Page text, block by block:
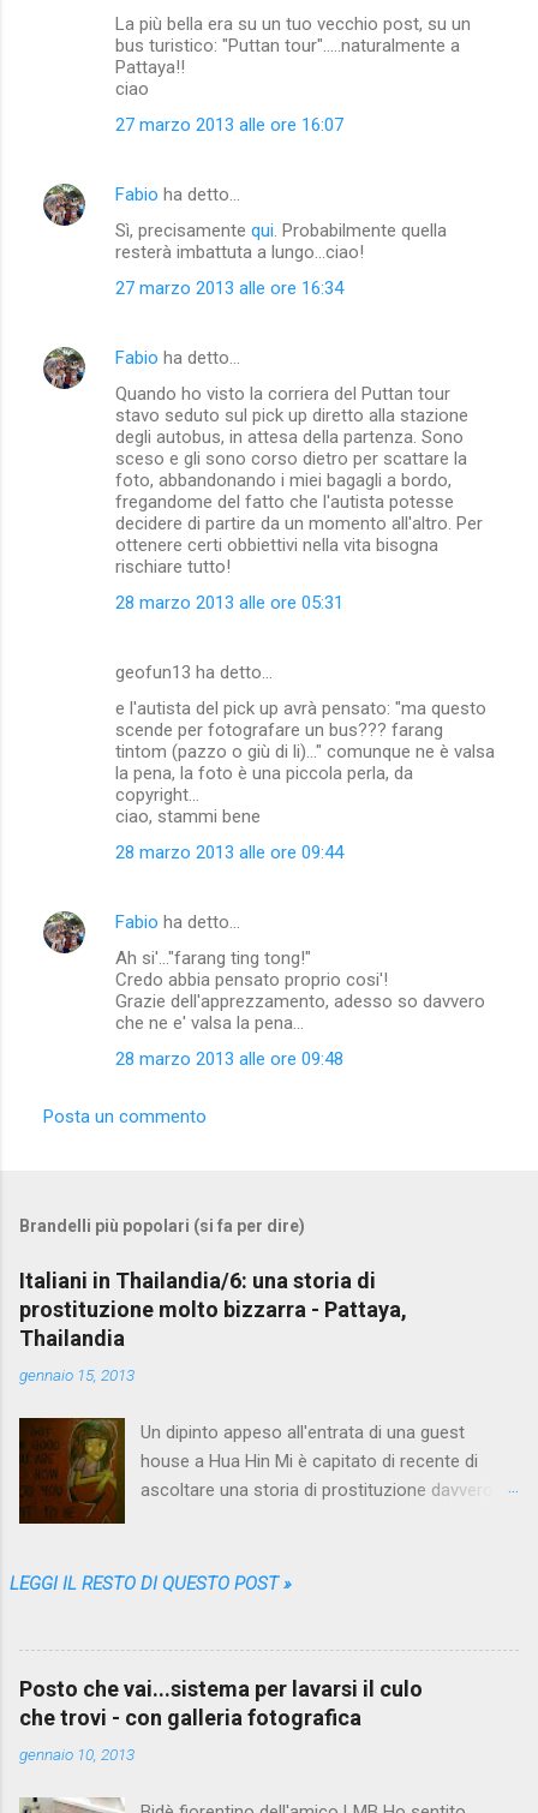
t
La più bella era su un tuo vecchio post, su un
bus turistico: "Puttan tour".....naturalmente a
Pattaya!!
ciao
27 marzo 2013 alle ore 16:07
Fabio ha detto…
Sì, precisamente qui . Probabilmente quella
resterà imbattuta a lungo...ciao!
27 marzo 2013 alle ore 16:34
Fabio ha detto…
Quando ho visto la corriera del Puttan tour
stavo seduto sul pick up diretto alla stazione
degli autobus, in attesa della partenza. Sono
sceso e gli sono corso dietro per scattare la
foto, abbandonando i miei bagagli a bordo,
fregandome del fatto che l'autista potesse
decidere di partire da un momento all'altro. Per
ottenere certi obbiettivi nella vita bisogna
rischiare tutto!
28 marzo 2013 alle ore 05:31
geofun13 ha detto…
e l'autista del pick up avrà pensato: "ma questo
scende per fotografare un bus??? farang
tintom (pazzo o giù di li)..." comunque ne è valsa
la pena, la foto è una piccola perla, da
copyright...
ciao, stammi bene
28 marzo 2013 alle ore 09:44
Fabio ha detto…
Ah si'..."farang ting tong!"
Credo abbia pensato proprio cosi'!
Grazie dell'apprezzamento, adesso so davvero
che ne e' valsa la pena...
28 marzo 2013 alle ore 09:48
Posta un commento
Brandelli più popolari (si fa per dire)
Italiani in Thailandia/6: una storia di
prostituzione molto bizzarra - Pattaya,
Thailandia
gennaio 15, 2013
Un dipinto appeso all'entrata di una guest
house a Hua Hin Mi è capitato di recente di
ascoltare una storia di prostituzione davvero
genere, che nei vari mesi trascorsi lì me ne ha
questa non l'avevo mai sentita. Il protagonista
anonimo, un puttaniere italiano in età avanzata
stanza del suo albergo alla ricerca di ciò che i
LEGGI IL RESTO DI QUESTO POST »
Posto che vai...sistema per lavarsi il culo
che trovi - con galleria fotografica
gennaio 10, 2013